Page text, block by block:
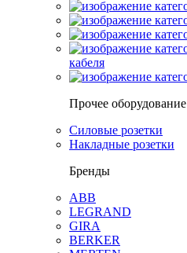
кабеля
Прочее оборудование
Силовые розетки
Накладные розетки
Бренды
ABB
LEGRAND
GIRA
BERKER